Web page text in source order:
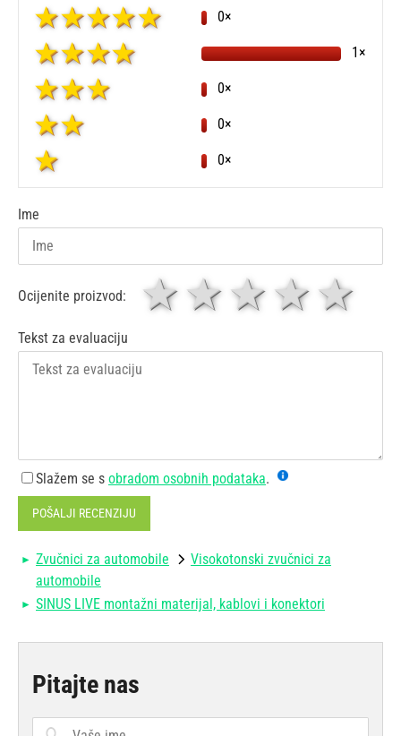
0×
1×
0×
0×
0×
Ime
Ocijenite proizvod: 4
3
zvjezdice
1 zvjezdica
Tekst za evaluaciju
Slažem se s obradom osobnih podataka.
POŠALJI RECENZIJU
Zvučnici za automobile
Visokotonski zvučnici za
automobile
SINUS LIVE montažni materijal, kablovi i konektori
Pitajte nas